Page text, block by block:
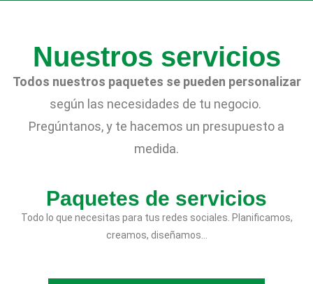
Nuestros servicios
Todos nuestros paquetes se pueden personalizar
según las necesidades de tu negocio.
Pregúntanos, y te hacemos un presupuesto a
medida.
Paquetes de servicios
Todo lo que necesitas para tus redes sociales. Planificamos,
creamos, diseñamos…